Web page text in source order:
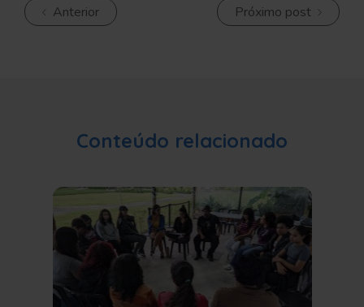
Anterior Próximo post
Conteúdo relacionado